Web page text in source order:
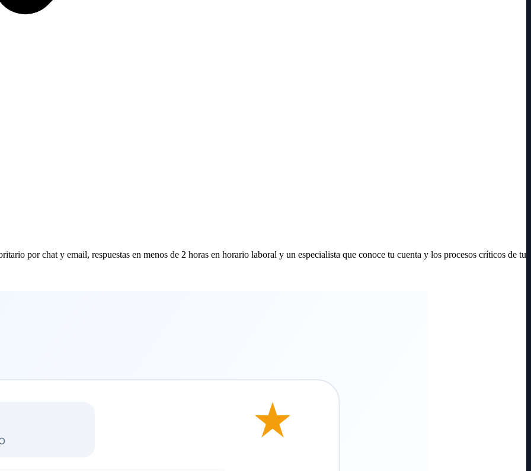
por chat y email, respuestas en menos de 2 horas en horario laboral y un especialista que conoce tu cuenta y los procesos críticos de tu